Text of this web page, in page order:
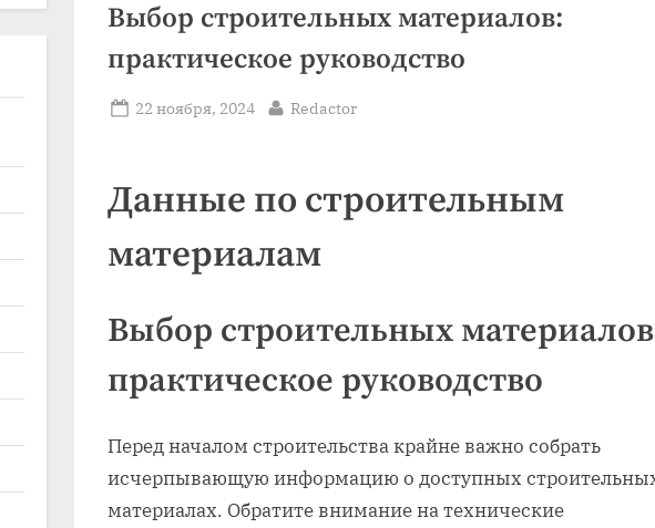
menu
sub-
Выбор строительных материалов:
практическое руководство
Posted
22 ноября, 2024 By
Redactor
Данные по строительным
материалам
Выбор строительных
практическое руководство
Перед началом строительства крайне важно собрать
исчерпывающую информацию о доступных
материалах. Обратите внимание на технические